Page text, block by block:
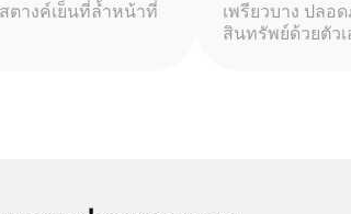
ตางค์เย็นที่ล้ำหน้าที่
เพรียวบาง ปลอ
สินทรัพย์ด้วยตัวเ